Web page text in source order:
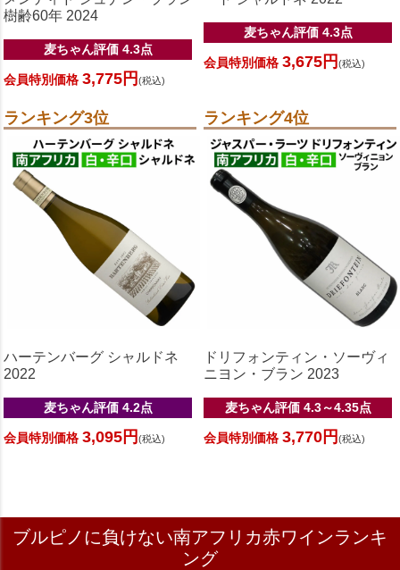
樹齢60年 2024
麦ちゃん評価 4.3点
会員特別価格 3,775円 (税込)
麦ちゃん評価 4.3点
会員特別価格 3,675円 (税込)
ランキング3位
ハーテンバーグ シャルドネ
2022
麦ちゃん評価 4.2点
会員特別価格 3,095円 (税込)
ランキング4位
ドリフォンティン・ソーヴィ
ニヨン・ブラン 2023
麦ちゃん評価 4.3～4.35点
会員特別価格 3,770円 (税込)
ブルピノに負けない南アフリカ赤ワインランキ
ング